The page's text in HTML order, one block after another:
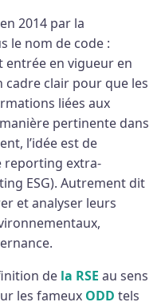
2014 par la
le nom de code :
entrée en vigueur en
cadre clair pour que les
liées aux
pertinente dans
l’idée est de
reporting extra-
ESG). Autrement dit
et analyser leurs
de la RSE au sens
les fameux ODD tels